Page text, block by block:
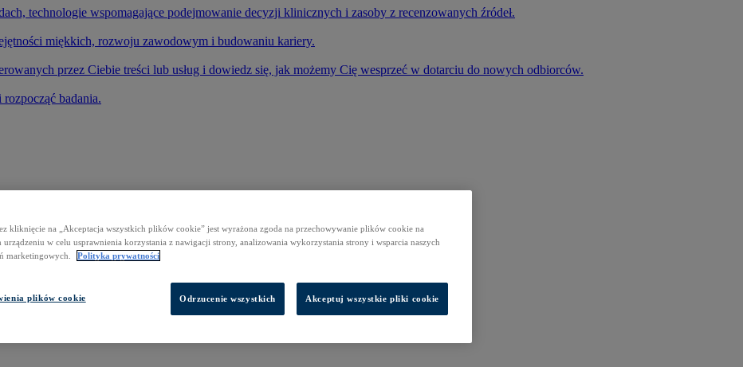
technologie wspomagające podejmowanie decyzji klinicznych i zasoby z recenzowanych źródeł.
miękkich, rozwoju zawodowym i budowaniu kariery.
przez Ciebie treści lub usług i dowiedz się, jak możemy Cię wesprzeć w dotarciu do nowych odbiorców.
badania.
kliknięcie na „Akceptacja wszystkich plików cookie” jest wyrażona zgoda na przechowywanie plików cookie na
urządzeniu w celu usprawnienia korzystania z nawigacji strony, analizowania wykorzystania strony i wsparcia naszych
marketingowych.
Polityka prywatności
plików cookie Odrzucenie wszystkich Akceptuj wszystkie pliki cookie